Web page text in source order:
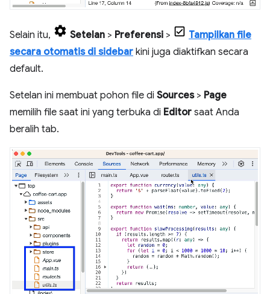
Selain itu, Setelan > Preferensi >
Tampilkan file
secara otomatis di sidebar kini juga diaktifkan secara
default.
Setelan ini membuat pohon file di Sources> Page
memilih file saat ini yang terbuka di Editor saat Anda
beralih tab.